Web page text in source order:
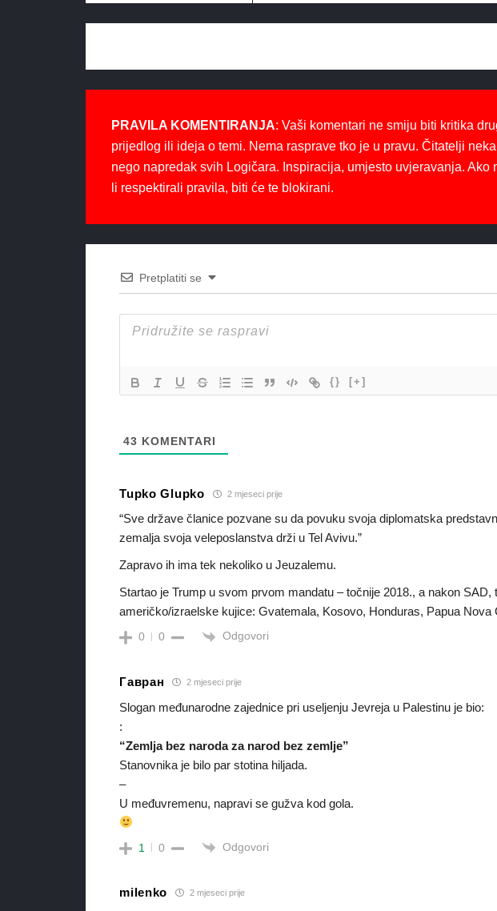
PRAVILA KOMENTIRANJA: Vaši komentari ne smiju biti kritika
prijedlog ili ideja o temi. Nema rasprave tko je u pravu. Čitatelji
nego napredak svih Logičara. Inspiracija, umjesto uvjeravanja.
li respektirali pravila, biti će te blokirani.
Pretplatiti se
{} [+]
43 KOMENTARI
Tupko Glupko 2 mjeseci prije
“Sve države članice pozvane su da povuku svoja diplomatska
zemalja svoja veleposlanstva drži u Tel Avivu.”
Zapravo ih ima tek nekoliko u Jeuzalemu.
Startao je Trump u svom prvom mandatu – točnije 2018., a nakon
američko/izraelske kujice: Gvatemala, Kosovo, Honduras, Papua Nova
0 0 Odgovori
Гавран 2 mjeseci prije
Slogan međunarodne zajednice pri useljenju Jevreja u Palestinu je bio:
:
“Zemlja bez naroda za narod bez zemlje”
Stanovnika je bilo par stotina hiljada.
–
U međuvremenu, napravi se gužva kod gola.
1 0 Odgovori
milenko 2 mjeseci prije